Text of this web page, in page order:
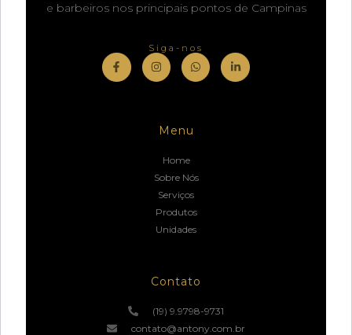
e barbeiros nos principais pontos de Campinas
Siga-nos
Menu
Home
Sobre Nós
Serviços
Produtos
Unidades
Contato
(19) 9.9798-9731
contato@antony.com.br